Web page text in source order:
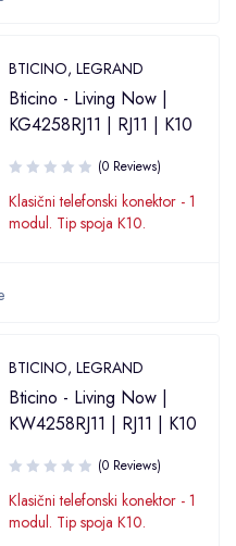
BTICINO, LEGRAND
Bticino - Living Now |
KG4258RJ11 | RJ11 | K10
(0 Reviews)
Klasični telefonski konektor - 1
modul. Tip spoja K10.
BTICINO, LEGRAND
Bticino - Living Now |
KW4258RJ11 | RJ11 | K10
(0 Reviews)
Klasični telefonski konektor - 1
modul. Tip spoja K10.